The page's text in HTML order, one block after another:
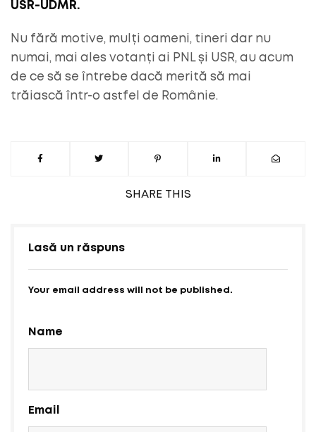
SHARE THIS
USR-UDMR.
Nu fără motive, mulți oameni, tineri dar nu
numai, mai ales votanți ai PNL și USR, au acum
de ce să se întrebe dacă merită să mai
trăiască într-o astfel de Românie.
Lasă un răspuns
Your email address will not be published.
Name
Email